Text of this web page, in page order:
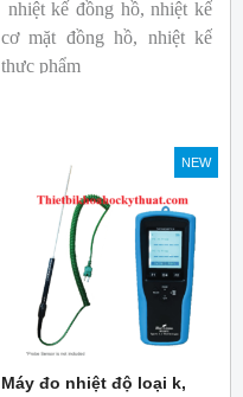
nhiệt kế đồng hồ, nhiệt kế
cơ mặt đồng hồ, nhiệt kế
thực phẩm
NEW
Máy đo nhiệt độ loại k,